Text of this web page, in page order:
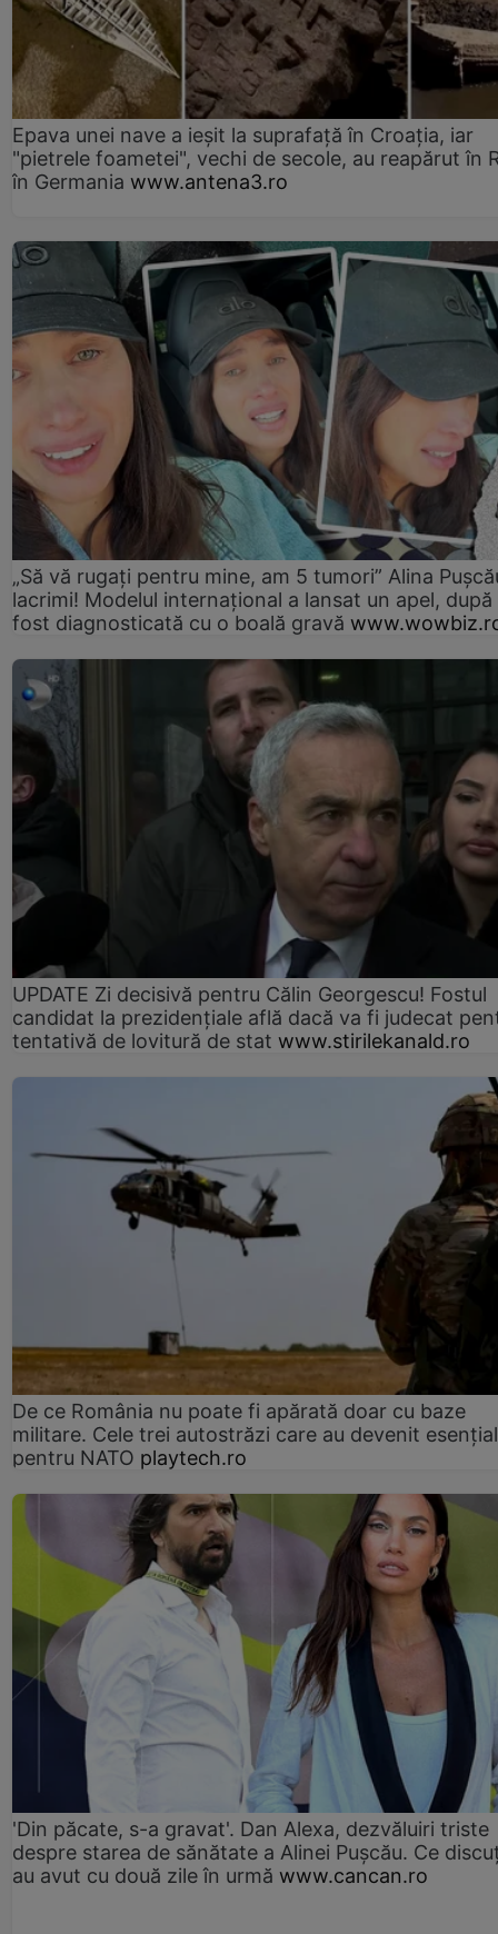
Epava unei nave a ieșit la suprafață în Croația, iar
"pietrele foametei", vechi de secole, au reapărut în
în Germania www.antena3.ro
„Să vă rugați pentru mine, am 5 tumori” Alina
lacrimi! Modelul internațional a lansat un apel, după
fost diagnosticată cu o boală gravă
UPDATE Zi decisivă pentru Călin Georgescu! Fostul
candidat la prezidențiale află dacă va fi judecat
tentativă de lovitură de stat www.stirilekanald.ro
De ce România nu poate fi apărată doar cu baze
militare. Cele trei autostrăzi care au devenit
pentru NATO playtech.ro
'Din păcate, s-a gravat'. Dan Alexa, dezvăluiri triste
despre starea de sănătate a Alinei Pușcău. Ce
au avut cu două zile în urmă www.cancan.ro